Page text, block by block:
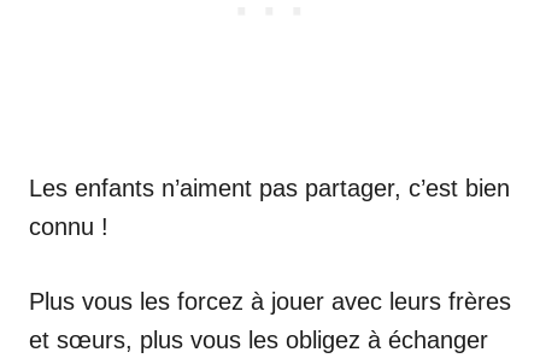
Les enfants n’aiment pas partager, c’est bien
connu !
Plus vous les forcez à jouer avec leurs frères
et sœurs, plus vous les obligez à échanger